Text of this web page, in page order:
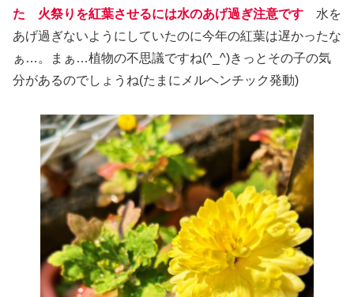
た 火祭りを紅葉させるには水のあげ過ぎ注意です 水を
あげ過ぎないようにしていたのに今年の紅葉は遅かったな
ぁ…。まぁ…植物の不思議ですね(^_^)きっとその子の気
分があるのでしょうね(たまにメルヘンチック発動)